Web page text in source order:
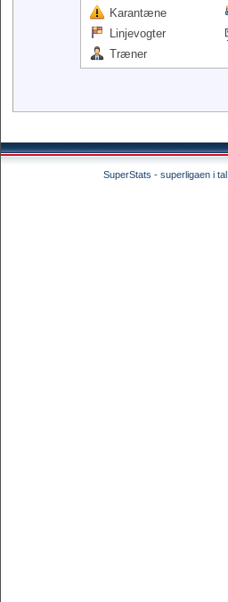
Karantæne
Linjevogter
Træner
SuperStats - superligaen i tal